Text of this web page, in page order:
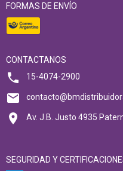
FORMAS DE ENVÍO
CONTACTANOS
15-4074-2900
Av. J.B. Justo 4935
SEGURIDAD Y